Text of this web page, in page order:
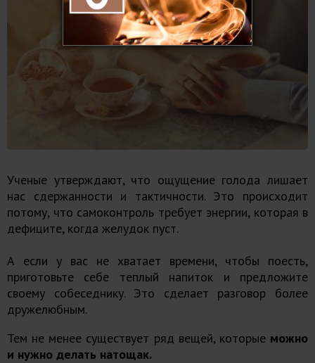
Ученые утверждают, что ощущение голода лишает
нас сдержанности и тактичности. Это происходит
потому, что самоконтроль требует энергии, которая в
дефиците, когда желудок пуст.
А если у вас не хватает времени, чтобы поесть,
приготовьте себе теплый напиток и предложите
своему собеседнику. Это сделает разговор более
дружелюбным.
Тем не менее существует ряд вещей, которые можно
и нужно делать натощак.